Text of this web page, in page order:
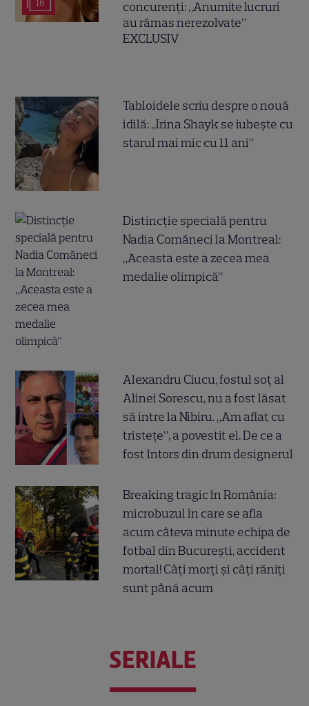
16
concurenți: „Anumite lucruri
au rămas nerezolvate”
EXCLUSIV
Tabloidele scriu despre o nouă
idilă: „Irina Shayk se iubește cu
starul mai mic cu 11 ani”
Distincție specială pentru
Nadia Comăneci la Montreal:
„Aceasta este a zecea mea
medalie olimpică”
Alexandru Ciucu, fostul soț al
Alinei Sorescu, nu a fost lăsat
să intre la Nibiru. „Am aflat cu
tristețe”, a povestit el. De ce a
fost întors din drum designerul
Breaking tragic în România:
microbuzul în care se afla
acum câteva minute echipa de
fotbal din București, accident
mortal! Câți morți și câți răniți
sunt până acum
SERIALE